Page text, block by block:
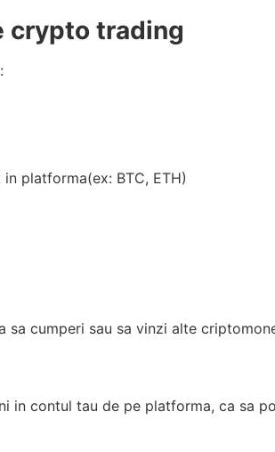
crypto trading
platforma(ex: BTC, ETH)
sa cumperi sau sa vinzi alte
in contul tau de pe platforma, ca sa